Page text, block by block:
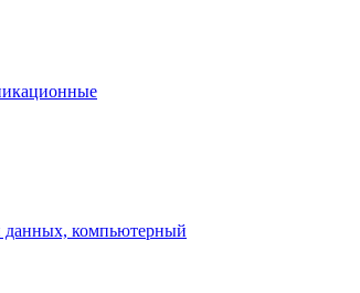
данных, компьютерный